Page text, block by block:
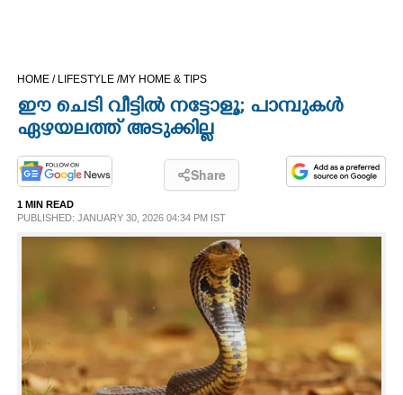
OPINION
INFO+
HOME / LIFESTYLE /MY HOME & TIPS
ഈ ചെടി വീട്ടിൽ നട്ടോളൂ; പാമ്പുകൾ
ഏഴയലത്ത് അടുക്കില്ല
Share
1 MIN READ
PUBLISHED: JANUARY 30, 2026 04:34 PM IST